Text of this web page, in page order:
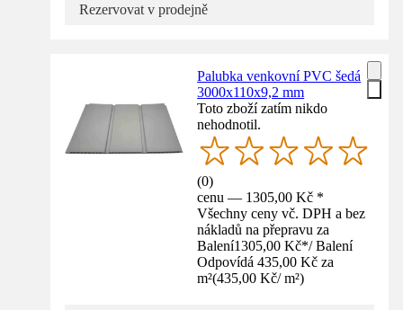
Rezervovat v prodejně
Palubka venkovní PVC šedá
3000x110x9,2 mm
Toto zboží zatím nikdo
nehodnotil.
(0)
cenu — 1305,00 Kč *
Všechny ceny vč. DPH a bez
nákladů na přepravu za
Balení1305,00 Kč*/ Balení
Odpovídá 435,00 Kč za
m²(435,00 Kč/ m²)